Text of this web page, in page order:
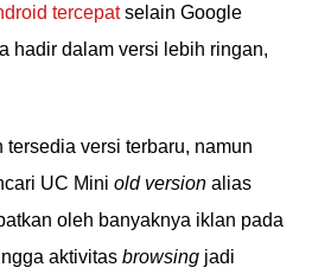
tercepatselain Google
hadir dalam versi lebih ringan,
versi terbaru, namun
UC Mini old version alias
oleh banyaknya iklan pada
aktivitas browsing jadi